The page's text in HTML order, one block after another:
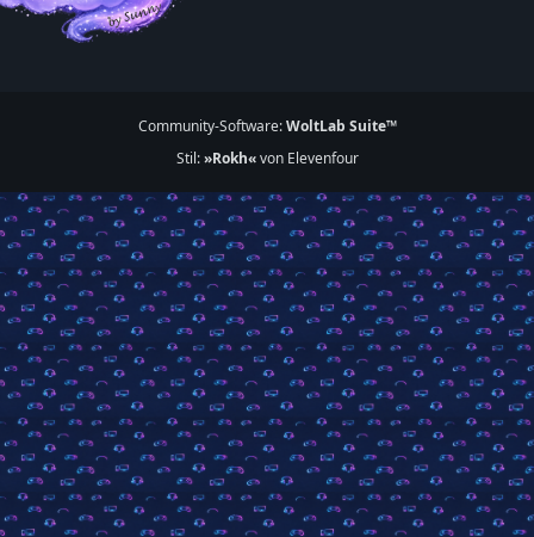
Community-Software:WoltLab Suite™
Stil:»Rokh«von Elevenfour